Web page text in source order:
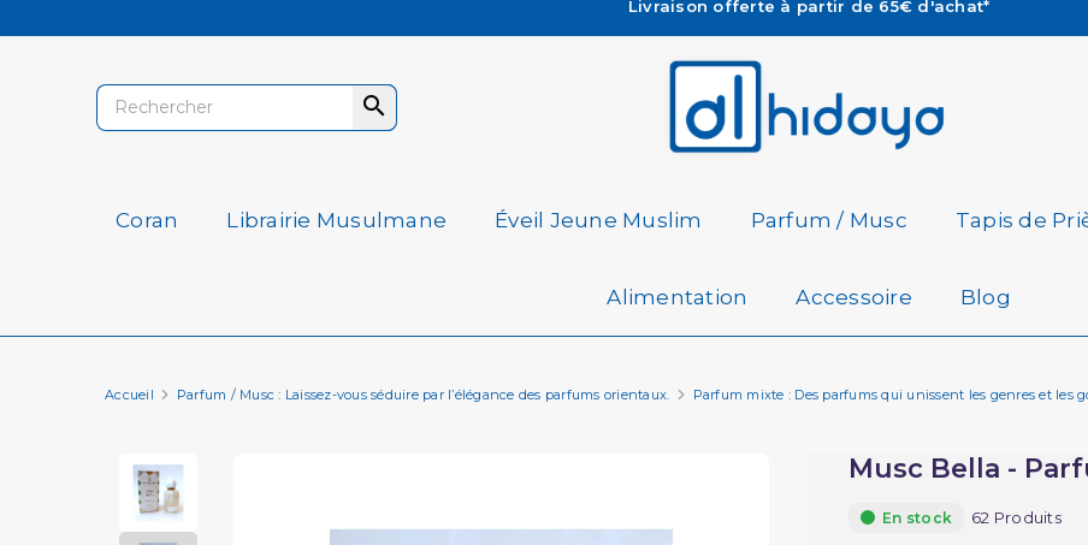
Les Commandes passées avant 15h (lun au Vend)
Besoin d'aide ? Retrouvez notre FAQ
Livraison offerte à partir de 65€ d'achat*

Coran Librairie Musulmane Éveil Jeune Muslim Parfum / Musc Tapis de
Alimentation Accessoire Blog
Accueil Parfum / Musc : Laissez-vous séduire par l’élégance des parfums orientaux. Parfum mixte : Des parfums qui unissent les genres et les
Musc Bella -
En stock 62 Produits